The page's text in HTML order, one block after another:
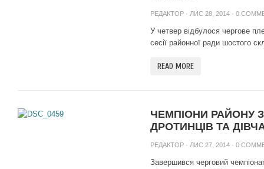
РЕДАКТОР · ЛИС 28, 2014 · 0
У четвер відбулося чергове
сесії районної ради шостого
READ MORE
ЧЕМПІОНИ РАЙОНУ
ДРОТИНЦІВ ТА
РЕДАКТОР · ЛИС 27, 2014 · 0
Завершився черговий